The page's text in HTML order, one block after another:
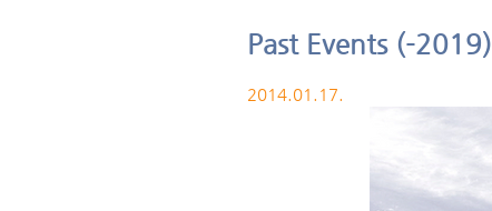
Past Events (-2019)
2014.01.17.